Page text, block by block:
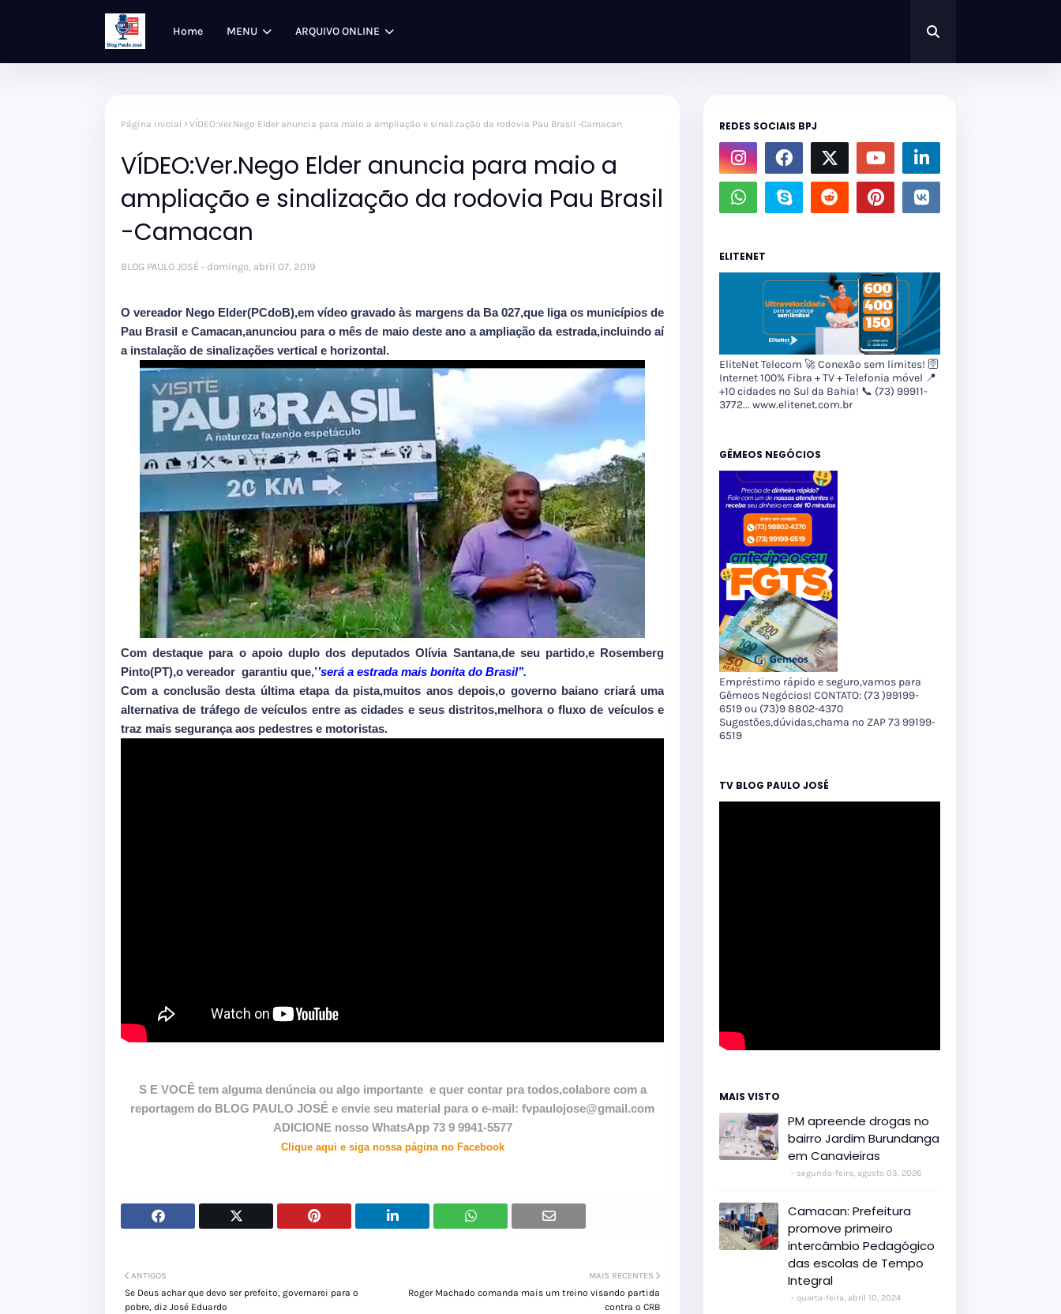
Home MENU ARQUIVO ONLINE
Página inicial VÍDEO:Ver.Nego Elder anuncia para maio a ampliação e sinalização da rodovia Pau Brasil -Camacan
VÍDEO:Ver.Nego Elder anuncia para maio a
ampliação e sinalização da rodovia Pau Brasil
-Camacan
BLOG PAULO JOSÉ domingo, abril 07, 2019
O vereador Nego Elder(PCdoB),em vídeo gravado às margens da Ba 027,que liga os municípios de
Pau Brasil e Camacan,anunciou para o mês de maio deste ano a ampliação da estrada,incluindo aí
a instalação de sinalizações vertical e horizontal.
Com destaque para o apoio duplo dos deputados Olívia Santana,de seu partido,e Rosemberg
Pinto(PT),o vereador garantiu que,’’será a estrada mais bonita do Brasil’’.
Com a conclusão desta última etapa da pista,muitos anos depois,o governo baiano criará uma
alternativa de tráfego de veículos entre as cidades e seus distritos,melhora o fluxo de veículos e
traz mais segurança aos pedestres e motoristas.
S E VOCÊ tem alguma denúncia ou algo importante e quer contar pra todos,colabore com a
reportagem do BLOG PAULO JOSÉ e envie seu material para o e-mail: fvpaulojose@gmail.com
ADICIONE nosso WhatsApp 73 9 9941-5577
Clique aqui e siga nossa página no Facebook
MAIS RECENTES
Roger Machado comanda mais um treino visando partida
contra o CRB
ANTIGOS
Se Deus achar que devo ser prefeito, governarei para o
pobre, diz José Eduardo
REDES SOCIAIS BPJ
ELITENET
EliteNet Telecom 🚀 Conexão sem limites! 🛜
Internet 100% Fibra + TV + Telefonia móvel 📍
+10 cidades no Sul da Bahia! 📞 (73) 99911-
3772... www.elitenet.com.br
GÊMEOS NEGÓCIOS
Empréstimo rápido e seguro,vamos para
Gêmeos Negócios! CONTATO: (73 )99199-
6519 ou (73)9 8802-4370
Sugestões,dúvidas,chama no ZAP 73 99199-
6519
TV BLOG PAULO JOSÉ
MAIS VISTO
PM apreende drogas no
bairro Jardim Burundanga
em Canavieiras
segunda-feira, agosto 03, 2026
Camacan: Prefeitura
promove primeiro
intercâmbio Pedagógico
das escolas de Tempo
Integral
quarta-feira, abril 10, 2024